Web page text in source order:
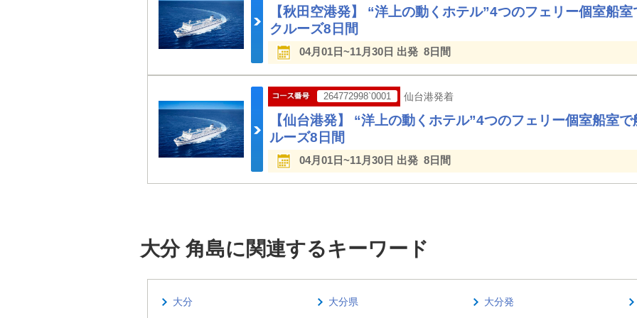
【秋田空港発】 “洋上の動くホテル”4つのフェリー個室船
クルーズ8日間
04月01日~11月30日 出発 8日間
264772998`0001 仙台港発着
【仙台港発】 “洋上の動くホテル”4つのフェリー個室船室
ルーズ8日間
04月01日~11月30日 出発 8日間
大分 角島に関連するキーワード
大分 大分県 大分発